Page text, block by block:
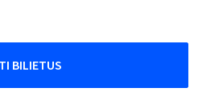
BILIETUS